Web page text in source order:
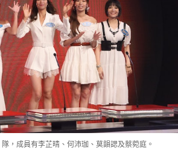
，成員有李芷晴、何沛珈、莫韻諰及蔡菀庭。